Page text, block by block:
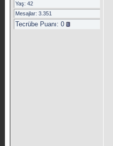
Yaş: 42
Mesajlar: 3.351
Tecrübe Puanı: 0